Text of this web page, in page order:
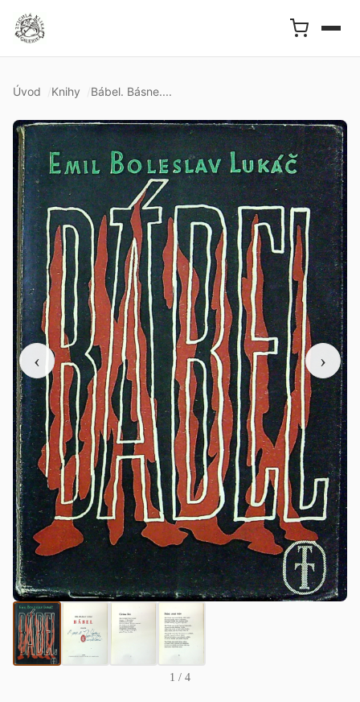
Úvod Knihy Bábel. Básne....
‹ ›
1 / 4